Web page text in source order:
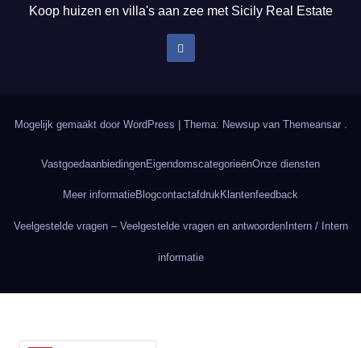
Koop huizen en villa's aan zee met Sicily Real Estate
Mogelijk gemaakt door WordPress Thema: Newsup van Themeansar.
VastgoedaanbiedingenEigendomscategorieënOnze diensten
Meer informatieBlogcontactafdrukKlantenfeedback
Veelgestelde vragen – Veelgestelde vragen en antwoordenIntern / Intern
informatie